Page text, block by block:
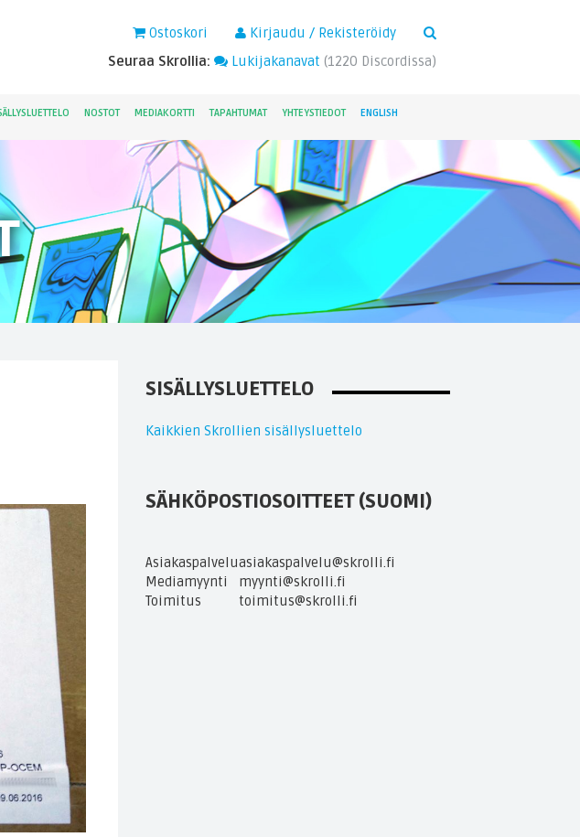
Kirjaudu / Rekisteröidy
Ostoskori
Seuraa Skrollia:
Lukijakanavat (1220 Discordissa)
NOSTOT MEDIAKORTTI TAPAHTUMAT YHTEYSTIEDOT ENGLISH
SISÄLLYSLUETTELO
Kaikkien Skrollien sisällysluettelo
SÄHKÖPOSTIOSOITTEET (SUOMI)
Asiakaspalveluasiakaspalvelu@skrolli.fi
Mediamyynti
myynti@skrolli.fi
Toimitus
toimitus@skrolli.fi